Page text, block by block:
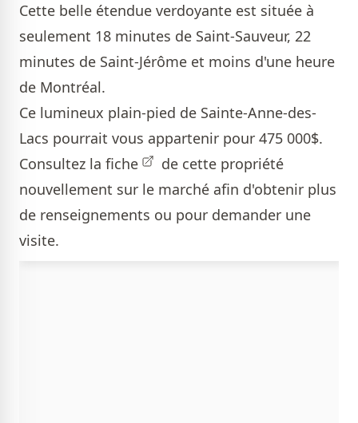
Cette belle étendue verdoyante est située à
seulement 18 minutes de Saint-Sauveur, 22
minutes de Saint-Jérôme et moins d'une heure
de Montréal.
Ce lumineux plain-pied de Sainte-Anne-des-
Lacs pourrait vous appartenir pour 475 000$.
Consultez la fiche
de cette propriété
nouvellement sur le marché afin d'obtenir plus
de renseignements ou pour demander une
visite.